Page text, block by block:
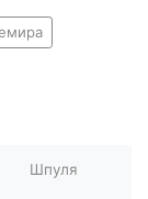
Шпуля